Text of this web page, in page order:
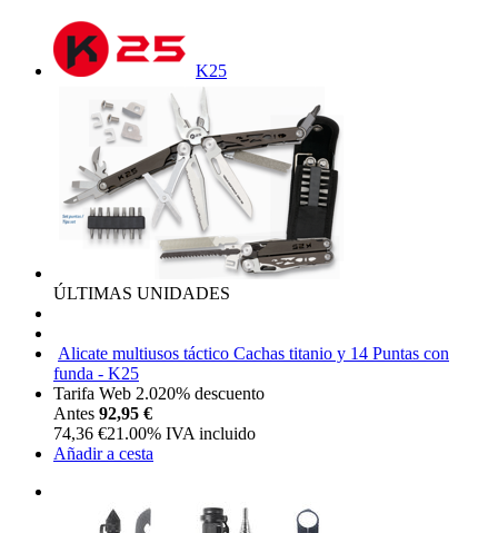
K25
ÚLTIMAS UNIDADES
Alicate multiusos táctico Cachas titanio y 14 Puntas con
funda - K25
Tarifa Web 2.020% descuento
Antes 92,95 €
74,36 €21.00% IVA incluido
Añadir a cesta